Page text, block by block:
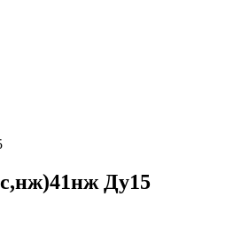
Ду15